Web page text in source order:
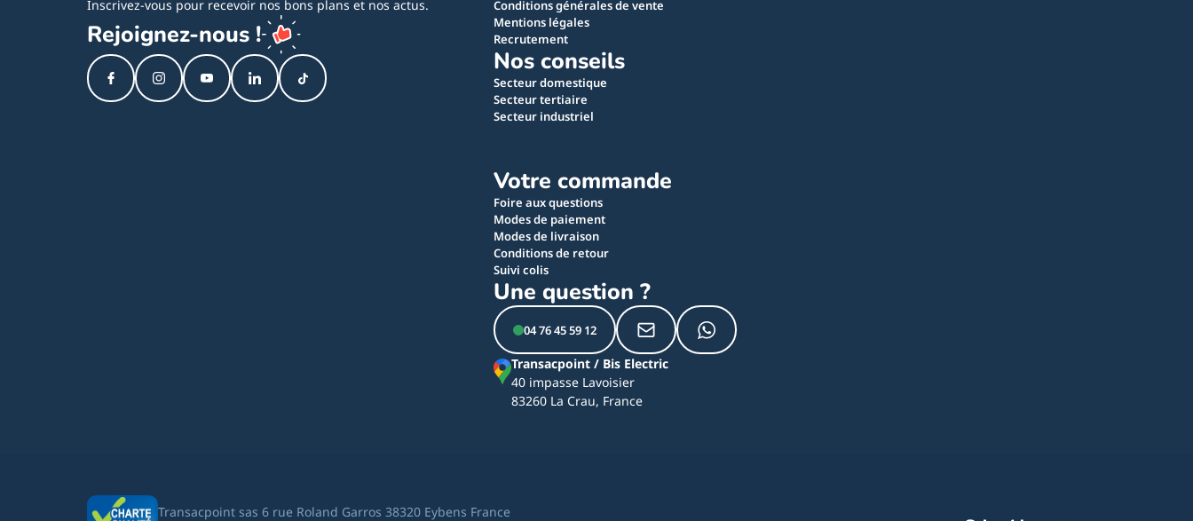
Inscrivez-vous pour recevoir nos bons plans et nos actus.
Rejoignez-nous !
Conditions générales de vente
Mentions légales
Recrutement
Nos conseils
Secteur domestique
Secteur tertiaire
Secteur industriel
Votre commande
Foire aux questions
Modes de paiement
Modes de livraison
Conditions de retour
Suivi colis
Une question ?
04 76 45 59 12
Transacpoint / Bis Electric
40 impasse Lavoisier
83260 La Crau, France
Transacpoint sas 6 rue Roland Garros 38320 Eybens France